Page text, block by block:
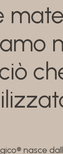
nasce